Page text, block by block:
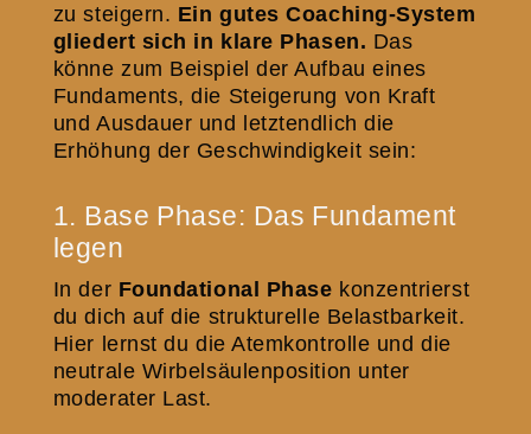
zu steigern. Ein gutes Coaching-System
gliedert sich in klare Phasen. Das
könne zum Beispiel der Aufbau eines
Fundaments, die Steigerung von Kraft
und Ausdauer und letztendlich die
Erhöhung der Geschwindigkeit sein:
1. Base Phase: Das Fundament
legen
In der Foundational Phase konzentrierst
du dich auf die strukturelle Belastbarkeit.
Hier lernst du die Atemkontrolle und die
neutrale Wirbelsäulenposition unter
moderater Last.